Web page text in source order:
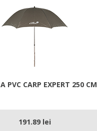
PVC CARP EXPERT 250 CM
191.89 lei